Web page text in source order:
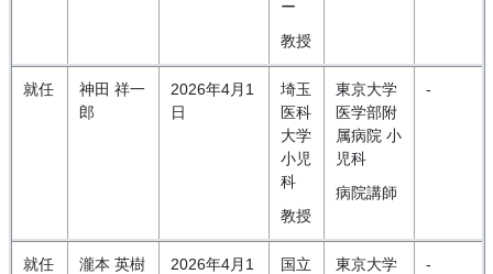
ー
教授
就任
神田 祥一
郎
2026年4月1
日
埼玉
医科
大学
小児
科
教授
東京大学
医学部附
属病院 小
児科
病院講師
-
就任 瀧本 英樹
2026年4月1
国立
東京大学
-